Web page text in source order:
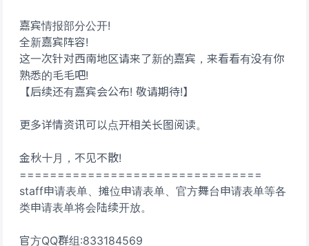
嘉宾情报部分公开!
全新嘉宾阵容!
这一次针对西南地区请来了新的嘉宾，来看看有没有你
熟悉的毛毛吧!
【后续还有嘉宾会公布! 敬请期待!】
更多详情资讯可以点开相关长图阅读。
金秋十月，不见不散!
================================
staff申请表单、摊位申请表单、官方舞台申请表单等各
类申请表单将会陆续开放。
官方QQ群组:833184569